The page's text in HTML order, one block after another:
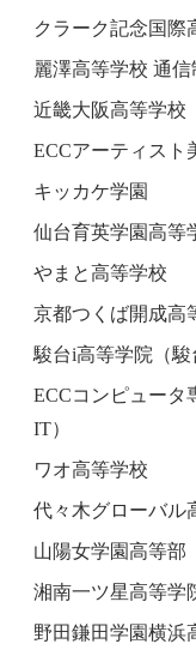
クラーク記念国
麗澤高等学校 通信
近畿大阪高等学校
ECCアーティス
キッカケ学園
仙台育英学園高
やまと高等学校
京都つくば開成高
駿台i高等学院（駿
ECCコンピュータ
IT）
ワオ高等学校
代々木グローバル
山陽女学園高等
湘南一ツ星高等学
野田鎌田学園横浜